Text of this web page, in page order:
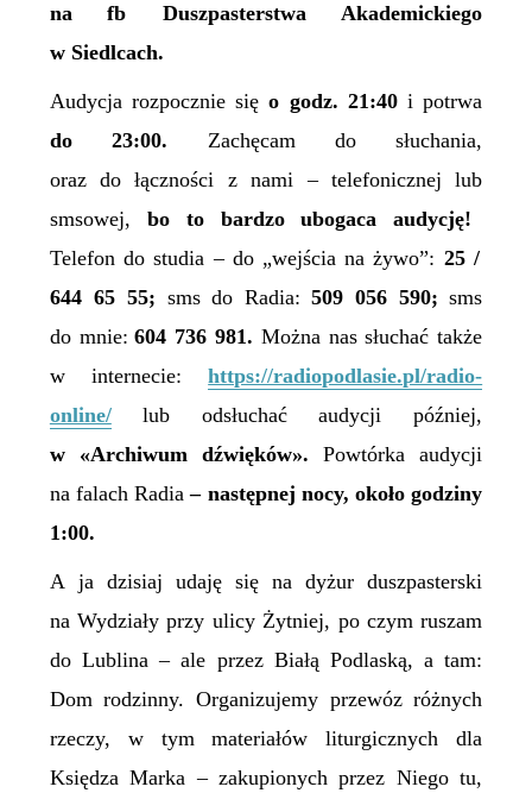
na
fb Duszpasterstwa Akademickiego
w Siedlcach.
Audycja rozpocznie sięo godz. 21:40 i potrwa
do 23:00. Zachęcam do słuchania,
oraz do łączności z nami – telefonicznejlub
smsowej,bo to bardzo ubogaca
audycję!
Telefon dostudia – do „wejścia na żywo”: 25 /
644 65 55; sms do Radia: 509 056 590; sms
do mnie: 604 736 981. Możnanas słuchać także
w internecie:https://radiopodlasie.pl/radio-
online/
lubodsłuchać audycji później,
w «Archiwum dźwięków».Powtórka audycji
na falach Radia – następnej nocy, około godziny
1:00.
A ja dzisiaj udaję się na dyżur duszpasterski
na Wydziały przy ulicy Żytniej, po czym ruszam
do Lublina – ale przez Białą Podlaską, a tam:
Dom rodzinny. Organizujemy przewóz różnych
rzeczy, w tym materiałów liturgicznych dla
Księdza Marka – zakupionych przez Niego tu,